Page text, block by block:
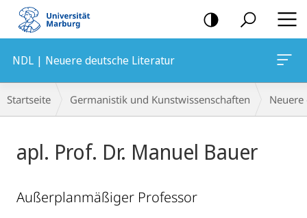
Mobile-
Navigation
NDL | Neuere deutsche Literatur
Breadcrumb-
Navigation
Startseite Germanistik und Kunstwissenschaften
apl. Prof. Dr. Manuel Bauer
Außerplanmäßiger Professor